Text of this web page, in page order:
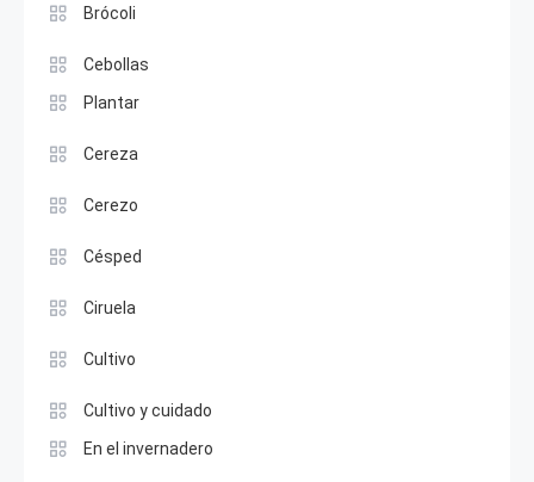
Brócoli
Cebollas
Plantar
Cereza
Cerezo
Césped
Ciruela
Cultivo
Cultivo y cuidado
En el invernadero